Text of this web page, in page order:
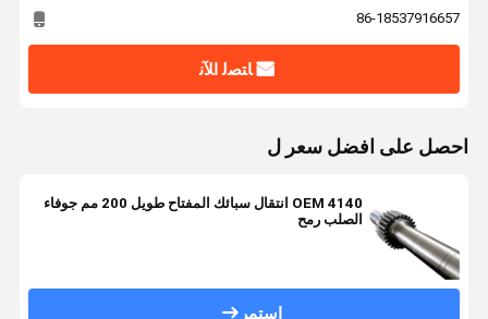
86-18537916657
ﺎﺘﺼﻟ ﺍﻶﻧ
احصل على افضل سعر ل
OEM 4140 انتقال سبائك المفتاح طويل 200 مم جوفاء
الصلب رمح
استمر